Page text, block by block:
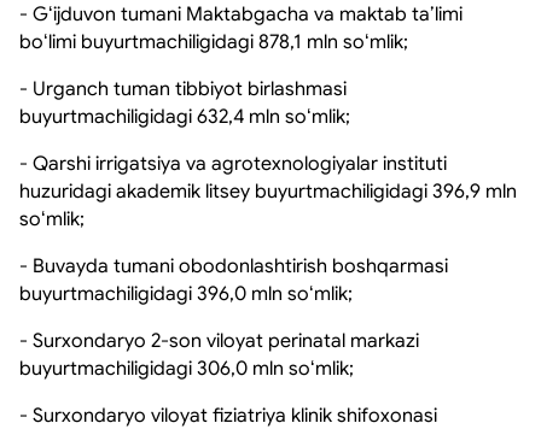
- Gʻijduvon tumani Maktabgacha va maktab taʼlimi
boʻlimi buyurtmachiligidagi 878,1 mln soʻmlik;
- Urganch tuman tibbiyot birlashmasi
buyurtmachiligidagi 632,4 mln soʻmlik;
- Qarshi irrigatsiya va agrotexnologiyalar instituti
huzuridagi akademik litsey buyurtmachiligidagi 396,9 mln
soʻmlik;
- Buvayda tumani obodonlashtirish boshqarmasi
buyurtmachiligidagi 396,0 mln soʻmlik;
- Surxondaryo 2-son viloyat perinatal markazi
buyurtmachiligidagi 306,0 mln soʻmlik;
- Surxondaryo viloyat fiziatriya klinik shifoxonasi